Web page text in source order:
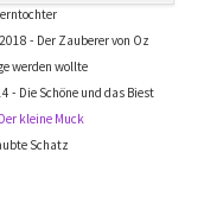
2018 - Der Zauberer von Oz
werden wollte
- Die Schöne und das Biest
kleine Muck
Schatz